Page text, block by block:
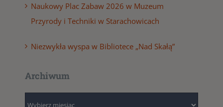
Naukowy Plac Zabaw 2026 w Muzeum
Przyrody i Techniki w Starachowicach
Niezwykła wyspa w Bibliotece „Nad Skałą”
Archiwum